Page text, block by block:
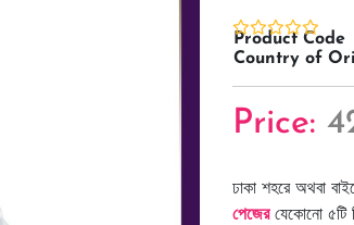
Product Code
Country of
Price:
ঢাকা শহরে অথবা
পেজেরযেকোনো ৫টি